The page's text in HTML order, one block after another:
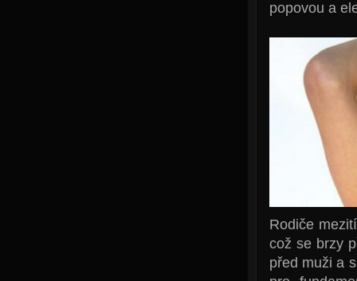
popovou a
Rodiče
což se brzy
před muži a